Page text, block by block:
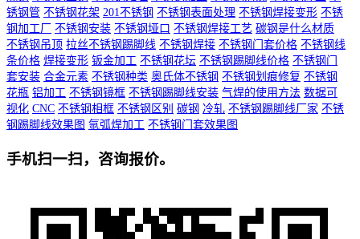
锈钢管 不锈钢花架 201不锈钢 不锈钢表面处理 不锈钢焊接变形 不锈
钢加工厂
不锈钢安装 不锈钢垭口 不锈钢焊接工艺 碳钢是什么材质
不锈钢吊顶 拉丝不锈钢踢脚线 不锈钢焊接 不锈钢门套价格 不锈钢线
条价格 焊接变形 钣金加工 不锈钢花坛 不锈钢踢脚线价格 不锈钢门
套安装 合金元素 不锈钢种类 奥氏体不锈钢 不锈钢划痕修复 不锈钢
花瓶 铝加工 不锈钢镜框 不锈钢踢脚线安装 气焊的使用方法 数据可
视化 CNC 不锈钢相框 不锈钢区别 碳钢 冷轧 不锈钢踢脚线厂家 不锈
钢踢脚线效果图 氩弧焊加工 不锈钢门套效果图
手机扫一扫，咨询报价。